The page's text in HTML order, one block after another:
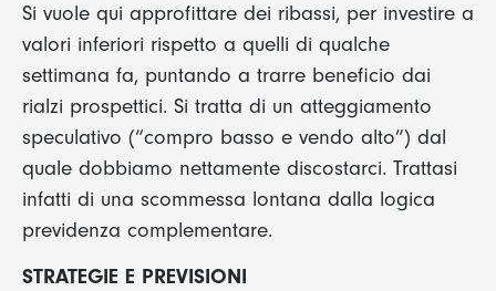
Si vuole qui approfittare dei ribassi, per investire a
valori inferiori rispetto a quelli di qualche
settimana fa, puntando a trarre beneficio dai
rialzi prospettici. Si tratta di un atteggiamento
speculativo (“compro basso e vendo alto”) dal
quale dobbiamo nettamente discostarci. Trattasi
infatti di una scommessa lontana dalla logica
previdenza complementare.
STRATEGIE E PREVISIONI